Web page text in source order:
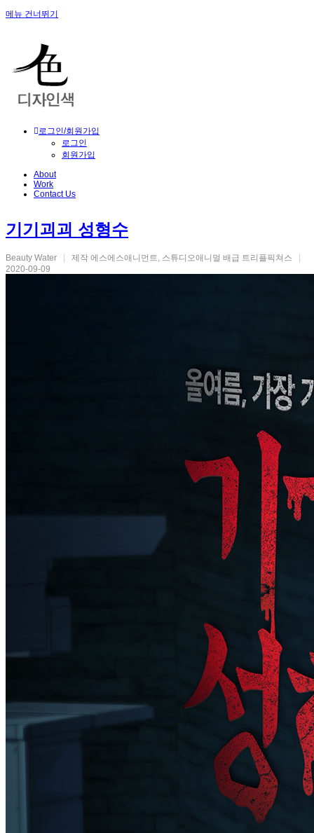
메뉴 건너뛰기
로그인/회원가입
로그인
회원가입
About
Work
Contact Us
기기괴괴 성형수
Beauty Water 제작 에스에스애니먼트, 스튜디오애니멀 배급 트리플픽쳐스
2020-09-09